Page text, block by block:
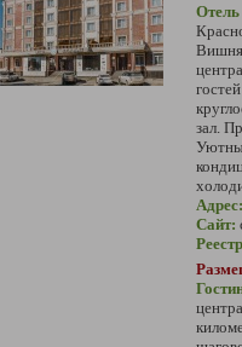
Отель
зал.
Адрес:
Сайт: